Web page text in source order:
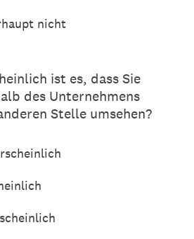
nicht
ist es, dass Sie
des Unternehmens
Stelle umsehen?